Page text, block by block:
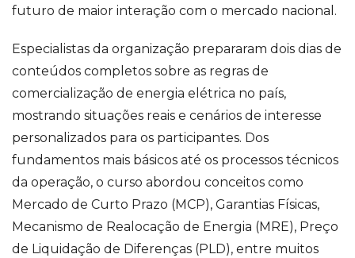
futuro de maior interação com o mercado nacional.
Especialistas da organização prepararam dois dias de
conteúdos completos sobre as regras de
comercialização de energia elétrica no país,
mostrando situações reais e cenários de interesse
personalizados para os participantes. Dos
fundamentos mais básicos até os processos técnicos
da operação, o curso abordou conceitos como
Mercado de Curto Prazo (MCP), Garantias Físicas,
Mecanismo de Realocação de Energia (MRE), Preço
de Liquidação de Diferenças (PLD), entre muitos